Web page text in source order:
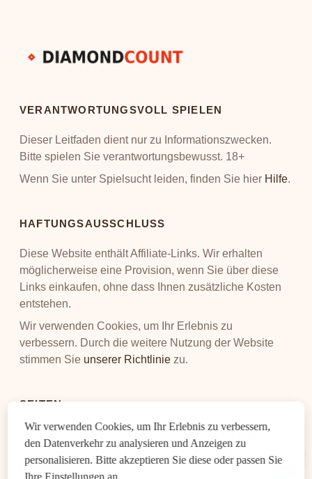
VERANTWORTUNGSVOLL SPIELEN
Dieser Leitfaden dient nur zu Informationszwecken.
Bitte spielen Sie verantwortungsbewusst. 18+
Wenn Sie unter Spielsucht leiden, finden Sie hier Hilfe.
HAFTUNGSAUSSCHLUSS
Diese Website enthält Affiliate-Links. Wir erhalten
möglicherweise eine Provision, wenn Sie über diese
Links einkaufen, ohne dass Ihnen zusätzliche Kosten
entstehen.
Wir verwenden Cookies, um Ihr Erlebnis zu
verbessern. Durch die weitere Nutzung der Website
stimmen Sie unserer Richtlinie zu.
SEITEN
Über DiamondCount: Experten für Baseball Wetten
Cookie-Richtlinie für transparente Datennutzung
Datenschutzerklärung: Schutz deiner Daten bei
Wir verwenden Cookies, um Ihr Erlebnis zu verbessern,
den Datenverkehr zu analysieren und Anzeigen zu
personalisieren. Bitte akzeptieren Sie diese oder passen Sie
Ihre Einstellungen an.